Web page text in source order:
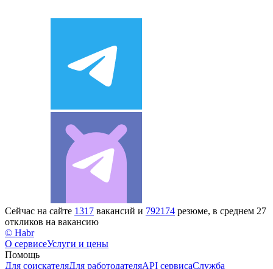
Сейчас на сайте 1317 вакансий и 792174 резюме, в среднем 27
откликов на вакансию
© Habr
О сервисеУслуги и цены
Помощь
Для соискателяДля работодателяAPI сервисаСлужба